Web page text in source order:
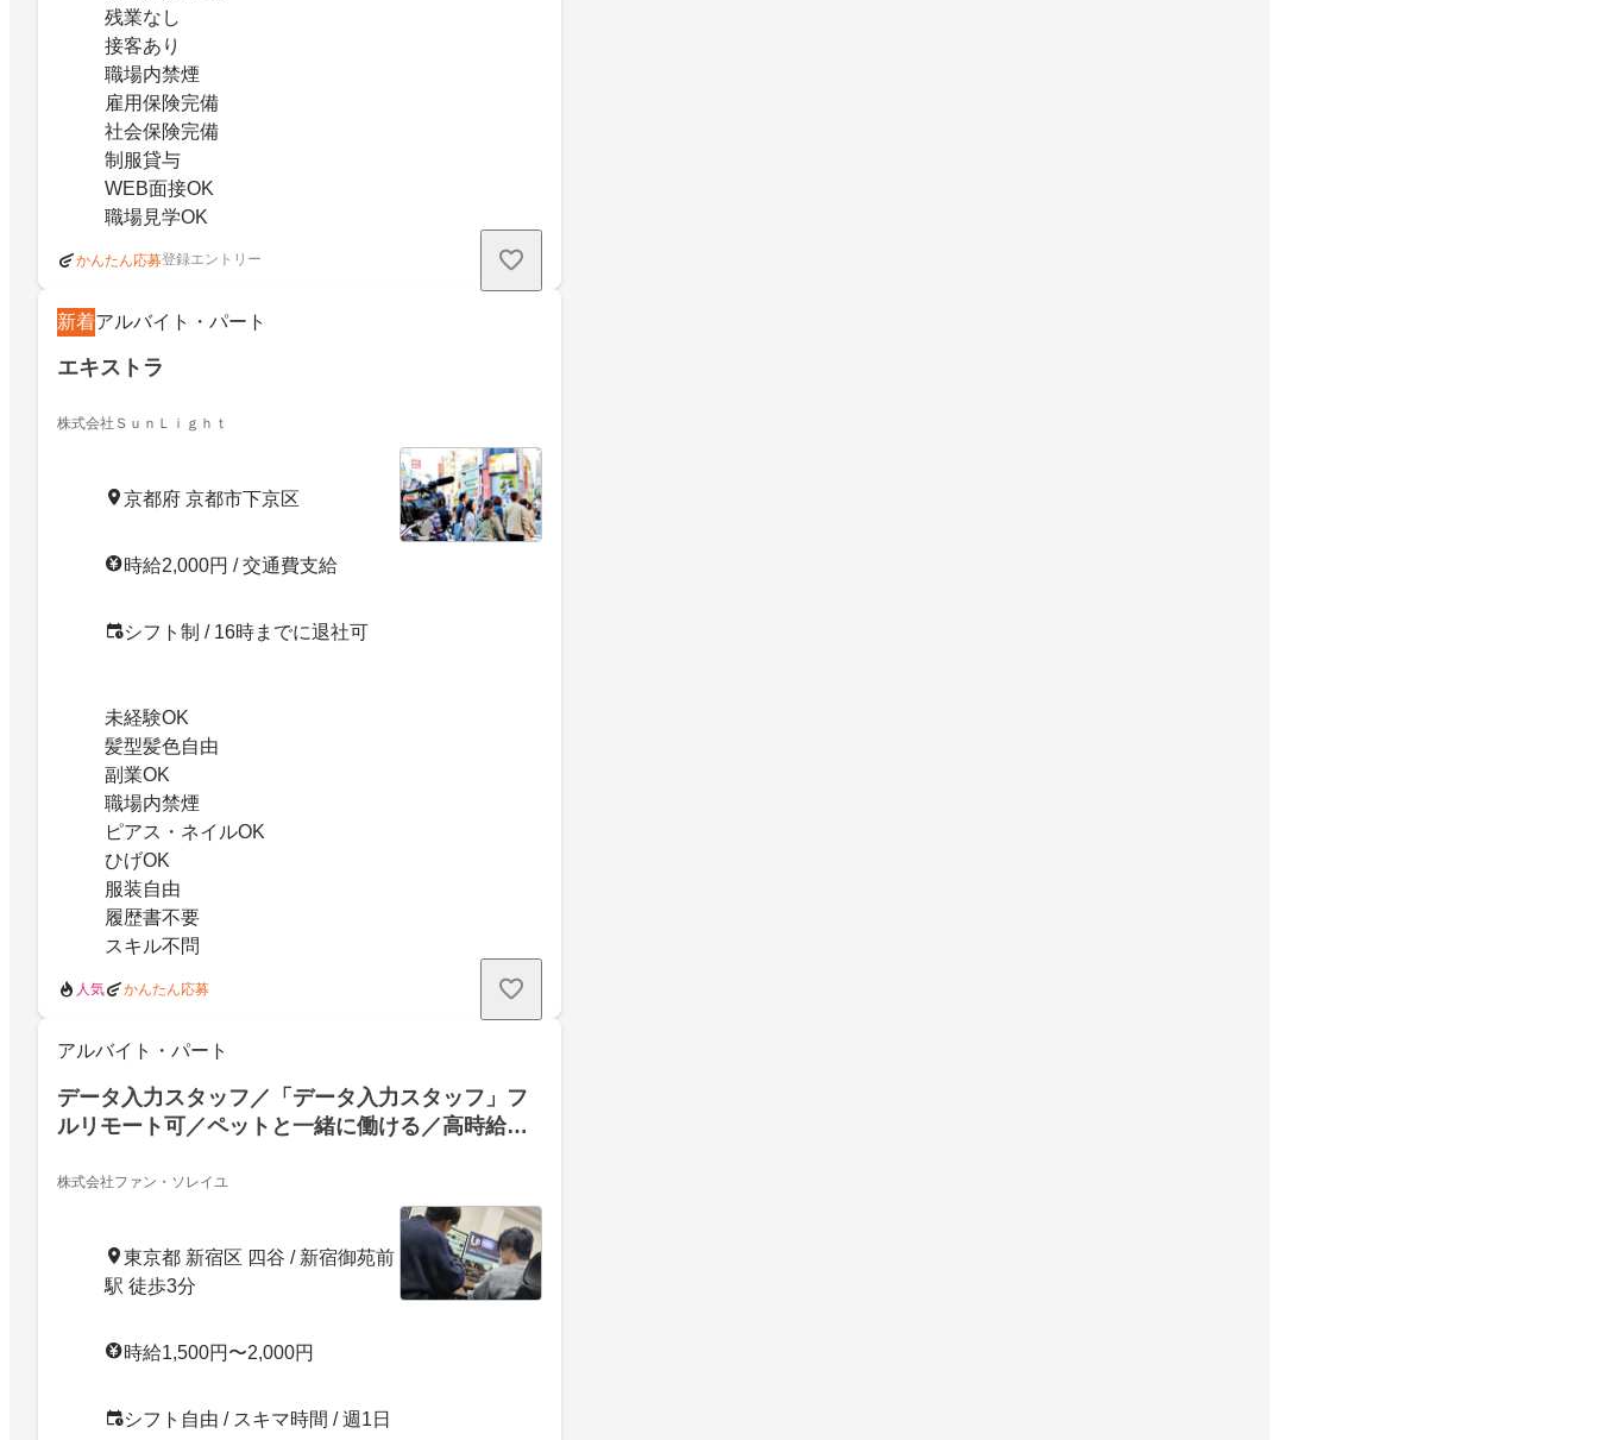
残業なし
接客あり
職場内禁煙
雇用保険完備
社会保険完備
制服貸与
WEB面接OK
職場見学OK
かんたん応募登録エントリー
新着アルバイト・パート
エキストラ
株式会社ＳｕｎＬｉｇｈｔ
京都府 京都市下京区
時給2,000円 / 交通費支給
シフト制 / 16時までに退社可
未経験OK
髪型髪色自由
副業OK
職場内禁煙
ピアス・ネイルOK
ひげOK
服装自由
履歴書不要
スキル不問
人気 かんたん応募
アルバイト・パート
データ入力スタッフ／「データ入力スタッフ」フ
ルリモート可／ペットと一緒に働ける／高時給／
株式会社ファン・ソレイユ
東京都 新宿区 四谷 / 新宿御苑前
駅 徒歩3分
時給1,500円〜2,000円
シフト自由 / スキマ時間 / 週1日